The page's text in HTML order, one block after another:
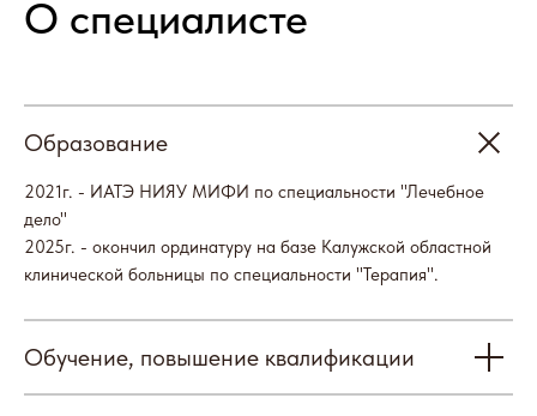
Образование
2021г. - ИАТЭ НИЯУ МИФИ по специальности "Лечебное
дело"
2025г. - окончил ординатуру на базе Калужской областной
клинической больницы по специальности "Терапия".
Обучение, повышение квалификации
Отзывы